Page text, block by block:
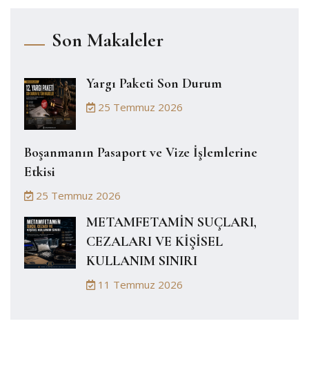
Son Makaleler
Yargı Paketi Son Durum
25 Temmuz 2026
Boşanmanın Pasaport ve Vize İşlemlerine
Etkisi
25 Temmuz 2026
METAMFETAMİN SUÇLARI,
CEZALARI VE KİŞİSEL
KULLANIM SINIRI
11 Temmuz 2026